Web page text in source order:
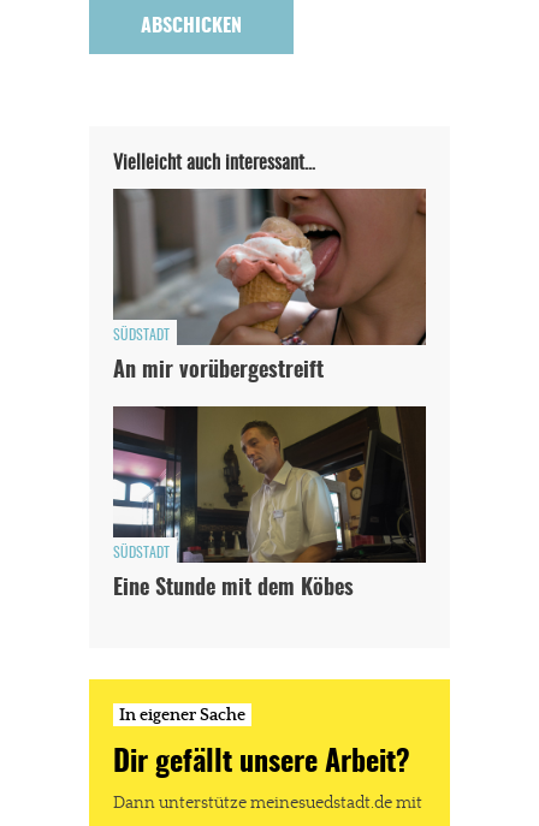
Vielleicht auch interessant…
SÜDSTADT
An mir vorübergestreift
SÜDSTADT
Eine Stunde mit dem Köbes
In eigener Sache
Dir gefällt unsere Arbeit?
Dann unterstütze meinesuedstadt.de mit